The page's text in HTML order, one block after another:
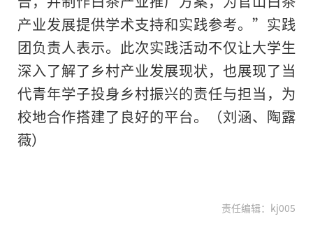
产业发展提供学术支持和实践参考。”实践
团负责人表示。此次实践活动不仅让大学生
深入了解了乡村产业发展现状，也展现了当
代青年学子投身乡村振兴的责任与担当，为
校地合作搭建了良好的平台。（刘涵、陶露
薇）
责任编辑：kj005